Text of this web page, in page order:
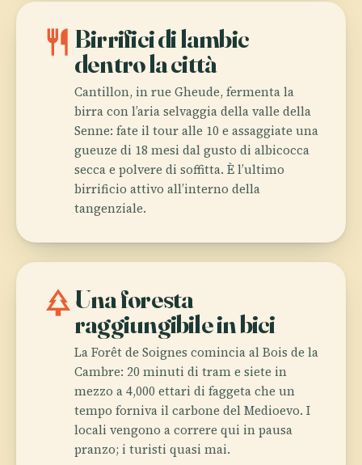
restaurant Birrifici di lambic
dentro la città
Cantillon, in rue Gheude, fermenta la
birra con l’aria selvaggia della valle della
Senne: fate il tour alle 10 e assaggiate una
gueuze di 18 mesi dal gusto di albicocca
secca e polvere di soffitta. È l’ultimo
birrificio attivo all’interno della
tangenziale.
parkUna foresta
raggiungibile in bici
La Forêt de Soignes comincia al Bois de la
Cambre: 20 minuti di tram e siete in
mezzo a 4,000 ettari di faggeta che un
tempo forniva il carbone del Medioevo. I
locali vengono a correre qui in pausa
pranzo; i turisti quasi mai.